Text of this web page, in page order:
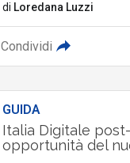
di Loredana Luzzi
Condividi
GUIDA
Italia Digitale
opportunità del